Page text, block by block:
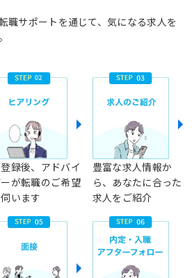
職サポートを通じて、気になる求人を
録後、アドバイ
が転職のご希望
います
豊富な求人情報か
ら、あなたに合った
求人をご紹介